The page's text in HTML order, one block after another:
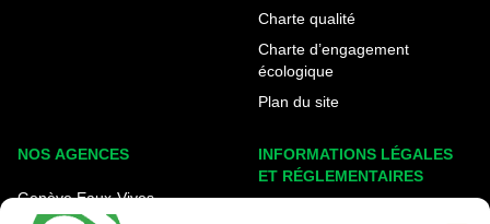
Charte qualité
Charte d’engagement
écologique
Plan du site
NOS AGENCES
Genève Eaux-Vives
INFORMATIONS LÉGALES
ET RÉGLEMENTAIRES